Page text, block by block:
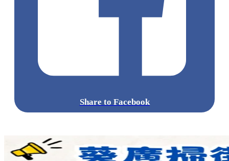
Share to Facebook